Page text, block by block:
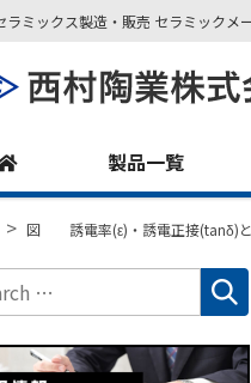
ラミックス製造・販売 セラミックメ
製品一覧
> 図 誘電率(ε)・誘電正接(tanδ)と